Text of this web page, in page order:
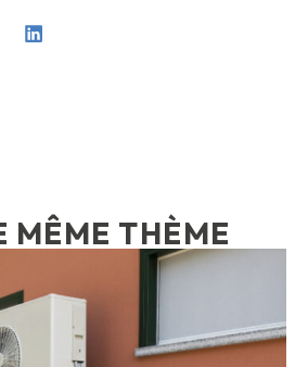
MÊME THÈME